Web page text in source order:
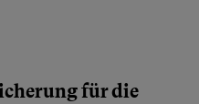
für die